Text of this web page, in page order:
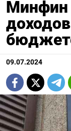
Минфин
09.07.2024